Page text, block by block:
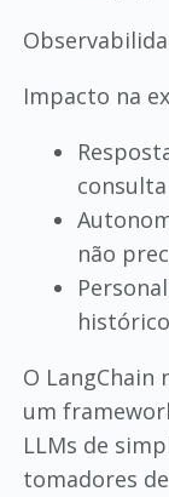
Impacto na
não
O LangChain
um
LLMs de
tomadores